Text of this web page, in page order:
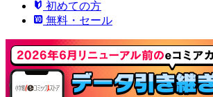
初めての方
無料・セール